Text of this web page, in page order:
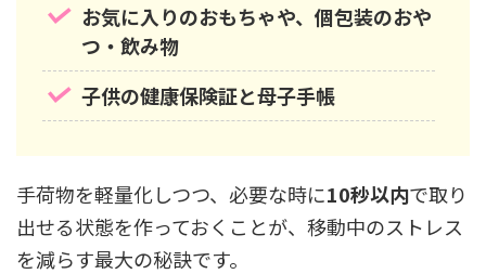
お気に入りのおもちゃや、個包装のおや
つ・飲み物
子供の健康保険証と母子手帳
手荷物を軽量化しつつ、必要な時に10秒以内で取り
出せる状態を作っておくことが、移動中のストレス
を減らす最大の秘訣です。